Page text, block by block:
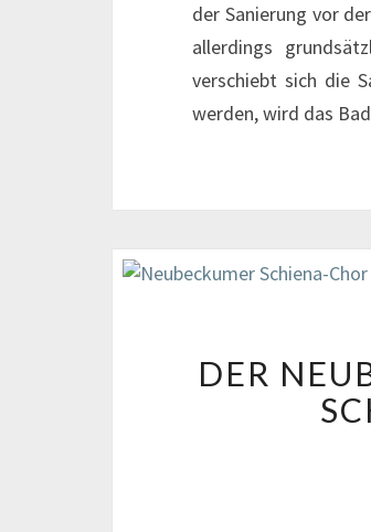
der Sanierung vor
allerdings
verschiebt sich die
werden, wird das
DER